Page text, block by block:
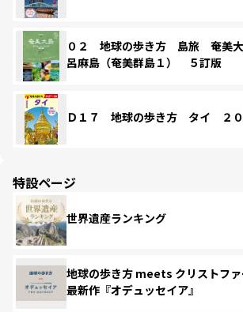
０２ 地球の歩き方 島旅 奄美
呂麻島（奄美群島１） ５訂版
Ｄ１７ 地球の歩き方 タイ ２０
特設ページ
世界遺産ランキング
地球の歩き方 meets クリストフ
最新作『オデュッセイア』